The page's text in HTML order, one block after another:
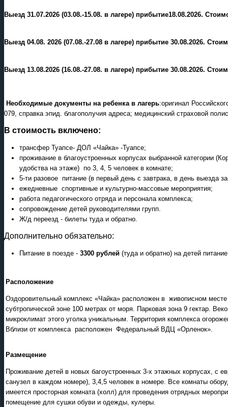
Выезд 31.07.2026 (03.08.-15.08. в лагере) прибытие18.08.2026.
Выезд 04.08. 2026 (07.08.-27.08 в лагере) прибытие 30.08.2026.
Выезд 13.08.2026 (16.08.-27.08. в лагере) прибытие 30.08.2026.
Необходимые документы на ребенка в лагерь:оригинал
079, справка эпид. благополучия адреса; медицинский страховой
В стоимость включено:
трансфер Туапсе- ДОЛ «Чайка» -Туапсе;
проживание в благоустроенных корпусах выбранной категории
удобства на этаже) по 3, 4, 5 человек в комнате;
5-ти разовое питание (в первый день с завтрака, в день выезда
ежедневные спортивные и культурно-массовые мероприятия;
работа педагогического отряда и персонала комплекса;
сопровождение детей руководителями групп.
Ж/д переезд - билеты туда и обратно.
Дополнительно обязательно:
Питание в поезде - 3300 рублей (туда и обратно) на детей
Расположение
Оздоровительный комплекс «Чайка» расположен в живописном
субтропической зоне 100 метрах от моря. Парковая зона 9 гектар.
микроклимат этого уголка уникальным. Территория комплекса
Вблизи от комплекса расположен Федеральный ВДЦ «Орленок».
Размещение
Проживание детей в новых багоустроенных 3-х этажных корпусах,
санузел в каждом номере), 3,4,5 человек в номере. Все комнаты
имеется просторная комната (холл) для проведения отрядных
помещение для сушки обуви и одежды, кулеры.